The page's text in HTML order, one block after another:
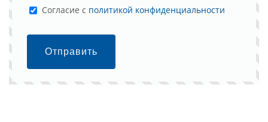
Cогласие с политикой конфиденциальности
Отправить